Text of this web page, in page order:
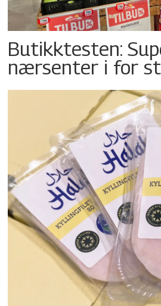
Butikktesten:
nærsenter i for